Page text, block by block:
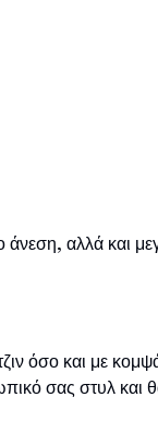
αλλά και
όσο και με
σας στυλ και